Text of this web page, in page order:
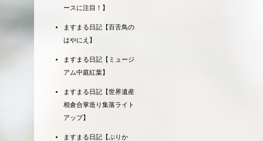
ースに注目！】
ますまる日記【百舌鳥の
はやにえ】
ますまる日記【ミュージ
アム中庭紅葉】
ますまる日記【世界遺産
相倉合掌造り集落ライト
アップ】
ますまる日記【ぶりか